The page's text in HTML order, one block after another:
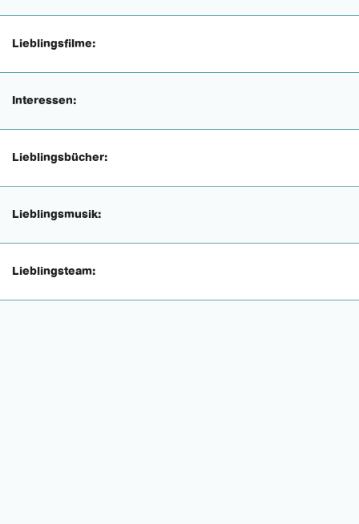
Lieblingsfilme:
Interessen:
Lieblingsbücher:
Lieblingsmusik:
Lieblingsteam: